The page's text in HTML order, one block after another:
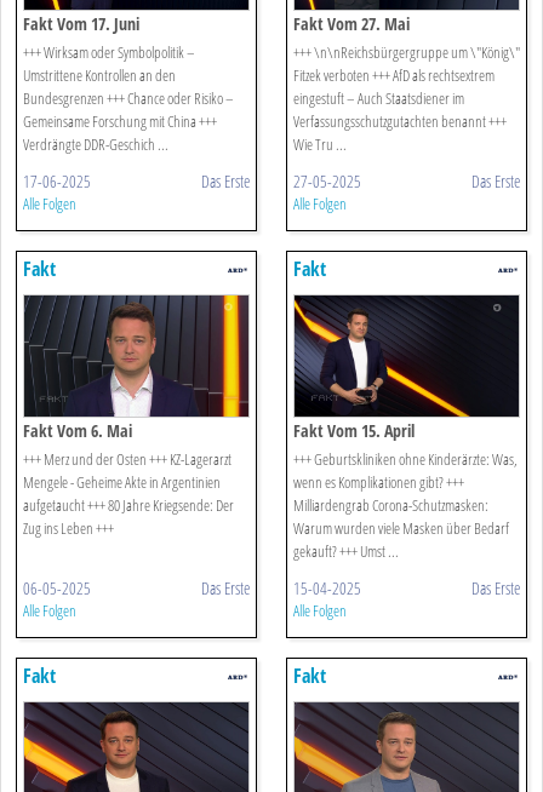
Fakt Vom 17. Juni
+++ Wirksam oder Symbolpolitik –
Umstrittene Kontrollen an den
Bundesgrenzen +++ Chance oder Risiko –
Gemeinsame Forschung mit China +++
Verdrängte DDR-Geschich ...
17-06-2025 Das Erste
Alle Folgen
Fakt Vom 27. Mai
+++ \n\nReichsbürgergruppe um \"König\"
Fitzek verboten +++ AfD als rechtsextrem
eingestuft – Auch Staatsdiener im
Verfassungsschutzgutachten benannt +++
Wie Tru ...
27-05-2025 Das Erste
Alle Folgen
Fakt
Fakt Vom 6. Mai
+++ Merz und der Osten +++ KZ-Lagerarzt
Mengele - Geheime Akte in Argentinien
aufgetaucht +++ 80 Jahre Kriegsende: Der
Zug ins Leben +++
06-05-2025 Das Erste
Alle Folgen
Fakt
Fakt Vom 15. April
+++ Geburtskliniken ohne Kinderärzte: Was,
wenn es Komplikationen gibt? +++
Milliardengrab Corona-Schutzmasken:
Warum wurden viele Masken über Bedarf
gekauft? +++ Umst ...
15-04-2025 Das Erste
Alle Folgen
Fakt Fakt